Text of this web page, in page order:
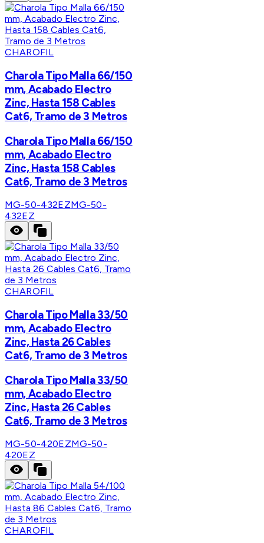
CHAROFIL
Charola Tipo Malla 66/150
mm, Acabado Electro
Zinc, Hasta 158 Cables
Cat6, Tramo de 3 Metros
Charola Tipo Malla 66/150
mm, Acabado Electro
Zinc, Hasta 158 Cables
Cat6, Tramo de 3 Metros
MG-50-432EZMG-50-
432EZ
CHAROFIL
Charola Tipo Malla 33/50
mm, Acabado Electro
Zinc, Hasta 26 Cables
Cat6, Tramo de 3 Metros
Charola Tipo Malla 33/50
mm, Acabado Electro
Zinc, Hasta 26 Cables
Cat6, Tramo de 3 Metros
MG-50-420EZMG-50-
420EZ
CHAROFIL